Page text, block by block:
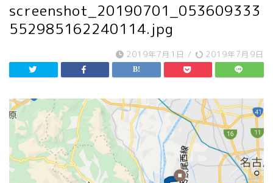
screenshot_20190701_053609333
552985162240114.jpg
2019年7月1日 / 2019年7月9日